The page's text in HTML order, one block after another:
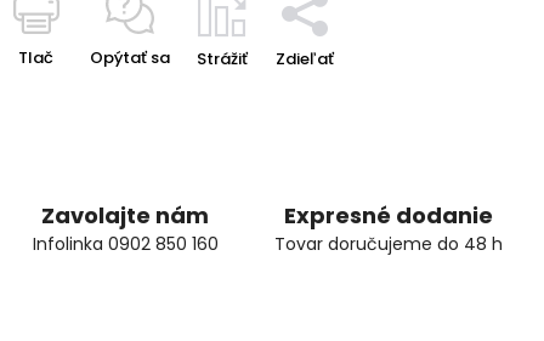
Tlač Opýtať sa Strážiť Zdieľať
Zavolajte nám
Infolinka 0902 850 160
Expresné dodanie
Tovar doručujeme do 48 h